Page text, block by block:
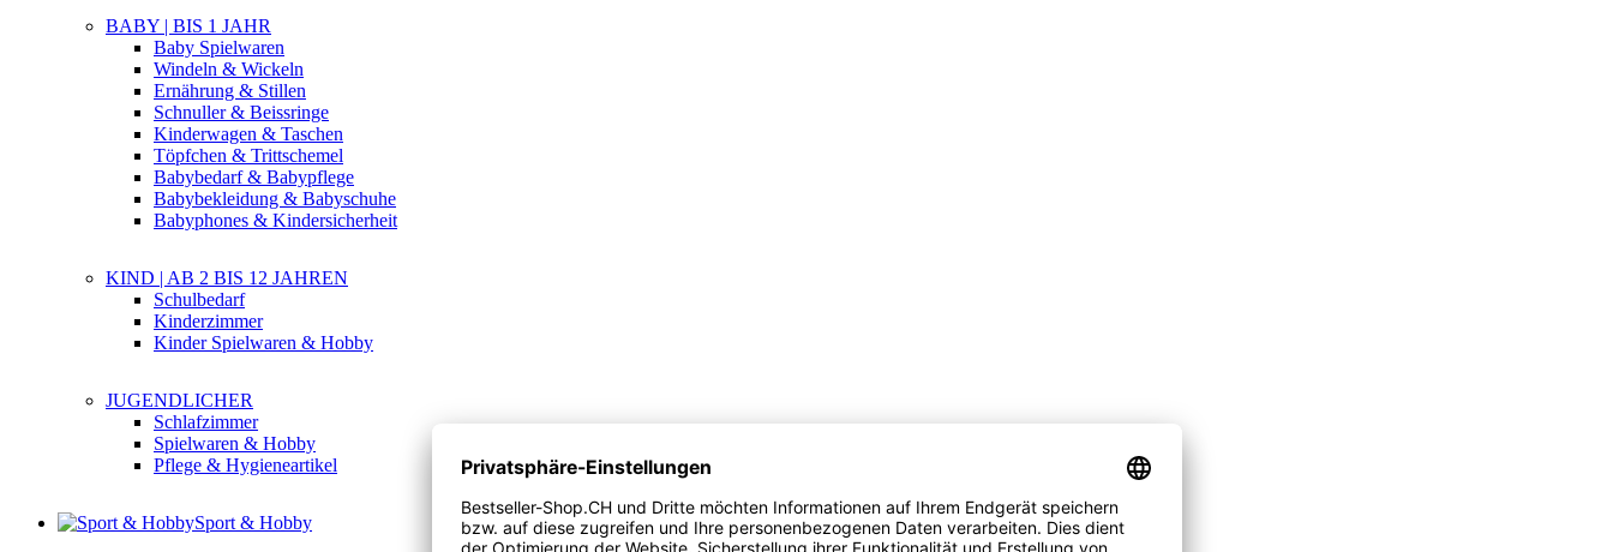
BABY | BIS 1 JAHR
Baby Spielwaren
Windeln & Wickeln
Ernährung & Stillen
Schnuller & Beissringe
Kinderwagen & Taschen
Töpfchen & Trittschemel
Babybedarf & Babypflege
Babybekleidung & Babyschuhe
Babyphones & Kindersicherheit
KIND | AB 2 BIS 12 JAHREN
Schulbedarf
Kinderzimmer
Kinder Spielwaren & Hobby
JUGENDLICHER
Schlafzimmer
Spielwaren & Hobby
Pflege & Hygieneartikel
Sport & Hobby